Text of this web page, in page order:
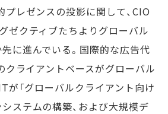
プレゼンスの投影に関して、CIO
ゼクティブたちよりグローバル
に進んでいる。国際的な広告代
クライアントベースがグローバル
が「グローバルクライアント向け
ステムの構築、および大規模デ